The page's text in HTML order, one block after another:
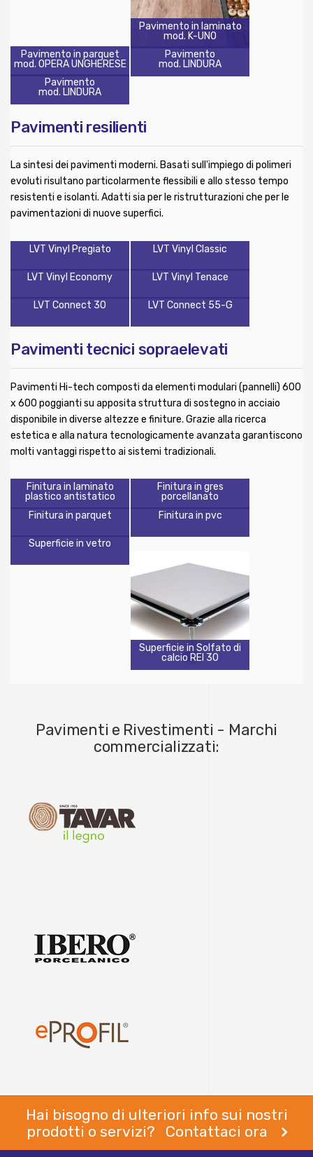
Pavimento in laminato
mod. K-UNO
Pavimento in parquet
mod. OPERA UNGHERESE
Pavimento
mod. LINDURA
Pavimento
mod. LINDURA
Pavimenti resilienti
La sintesi dei pavimenti moderni. Basati sull'impiego di polimeri
evoluti risultano particolarmente flessibili e allo stesso tempo
resistenti e isolanti. Adatti sia per le ristrutturazioni che per le
pavimentazioni di nuove superfici.
LVT Vinyl Pregiato LVT Vinyl Classic
LVT Vinyl Economy LVT Vinyl Tenace
LVT Connect 30 LVT Connect 55-G
Pavimenti tecnici sopraelevati
Pavimenti Hi-tech composti da elementi modulari (pannelli) 600
x 600 poggianti su apposita struttura di sostegno in acciaio
disponibile in diverse altezze e finiture. Grazie alla ricerca
estetica e alla natura tecnologicamente avanzata garantiscono
molti vantaggi rispetto ai sistemi tradizionali.
Finitura in laminato
plastico antistatico
Finitura in gres
porcellanato
Finitura in parquet
Finitura in pvc
Superficie in vetro
Superficie in Solfato di
calcio REI 30
Pavimenti e Rivestimenti - Marchi
commercializzati:
Hai bisogno di ulteriori info sui nostri
prodotti o servizi? Contattaci ora